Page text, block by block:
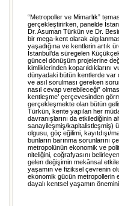
“Metropoller ve Mimarlık”
gerçekleştirirken, panelde
Dr. Asuman Türkün ve Dr.
bir mega-kent olarak
yaşadığına ve kentlerin artık
İstanbul’da süregelen
güncel dönüşüm projelerine
kimliklerinden koparıldıklarını
dünyadaki bütün kentlerde var
ve asıl sorulması gereken
nasıl cevap verebileceği”
kentleşme’ çerçevesinden
gerçekleşmekte olan bütün
Türkün, kente yapılan her
davranışlarını da etkilediğinin
sanayileşmiş/kapitalistleşmiş)
olgusu, göç eğilimi, kayıtdışı/
bunların barınma sorunlarını
metropolünün ekonomik ve
niteliğini, coğrafyasını
gelen değişimin mekânsal
yaşamın ve fiziksel çevrenin
ekonomik gücün metropollerin
dayalı kentsel yaşamın